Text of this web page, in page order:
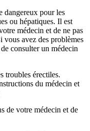
dangereux pour les
ou hépatiques. Il est
médecin et de ne pas
vous avez des problèmes
consulter un médecin
troubles érectiles.
du médecin et
de votre médecin et de